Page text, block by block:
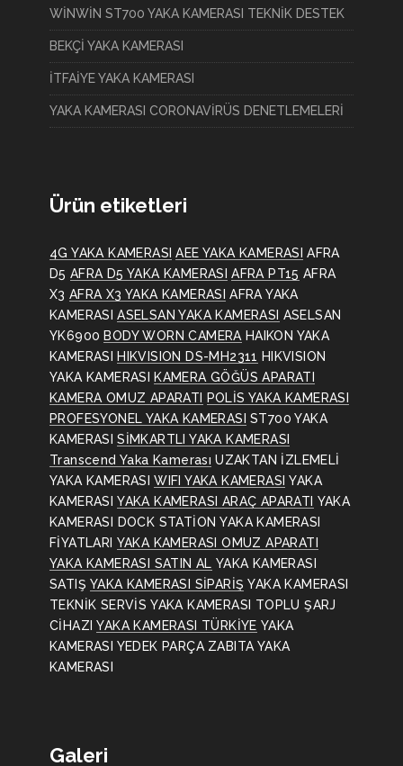
WİNWİN ST700 YAKA KAMERASI TEKNİK DESTEK
BEKÇİ YAKA KAMERASI
İTFAİYE YAKA KAMERASI
YAKA KAMERASI CORONAVİRÜS DENETLEMELERİ
Ürün etiketleri
4G YAKA KAMERASI AEE YAKA KAMERASI AFRA
D5 AFRA D5 YAKA KAMERASI AFRA PT15 AFRA
X3 AFRA X3 YAKA KAMERASI AFRA YAKA
KAMERASI ASELSAN YAKA KAMERASI ASELSAN
YK6900 BODY WORN CAMERA HAIKON YAKA
KAMERASI
HIKVISION DS-MH2311 HIKVISION
YAKA KAMERASI
KAMERA GÖĞÜS APARATI
KAMERA OMUZ APARATI
POLİS YAKA KAMERASI
PROFESYONEL YAKA KAMERASI ST700 YAKA
KAMERASI SİMKARTLI YAKA KAMERASI
Transcend Yaka Kamerası UZAKTAN İZLEMELİ
YAKA KAMERASI WIFI YAKA KAMERASI YAKA
KAMERASI YAKA KAMERASI ARAÇ APARATI YAKA
KAMERASI DOCK STATİON YAKA KAMERASI
FİYATLARI YAKA KAMERASI OMUZ APARATI
YAKA KAMERASI SATIN AL YAKA KAMERASI
SATIŞ YAKA KAMERASI SİPARİŞ YAKA KAMERASI
TEKNİK SERVİS YAKA KAMERASI TOPLU ŞARJ
CİHAZI YAKA KAMERASI TÜRKİYE YAKA
KAMERASI YEDEK PARÇA ZABITA YAKA
KAMERASI
Galeri